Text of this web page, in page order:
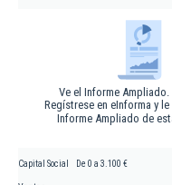
Ve el Informe Ampliado.
Regístrese en eInforma y le
Informe Ampliado de
Capital Social De 0 a 3.100 €